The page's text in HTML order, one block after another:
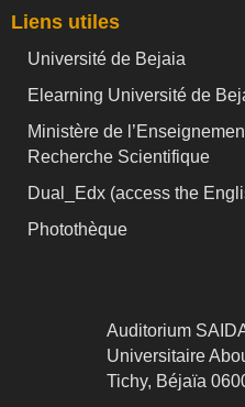
Liens utiles
Université de Bejaia
Elearning Université de
Ministère de
Recherche Scientifique
Dual_Edx (access the
Photothèque
Auditorium
Universitaire
Tichy, Béjaïa